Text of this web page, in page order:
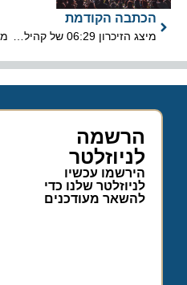
הכתבה הקודמת
הרשמה
לניוזלטר
הירשמו עכשיו
לניוזלטר שלנו כדי
להשאר מעודכנים